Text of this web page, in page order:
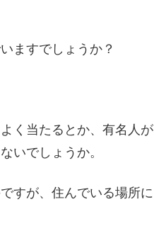
ますでしょうか？
く当たるとか、有名人が
いでしょうか。
すが、住んでいる場所に